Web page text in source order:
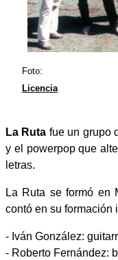
Foto:
Licencia
La Ruta fue un grupo
y el powerpop que
letras.
La Ruta se formó en
contó en su formación
- Iván González:
- Roberto Fernández: